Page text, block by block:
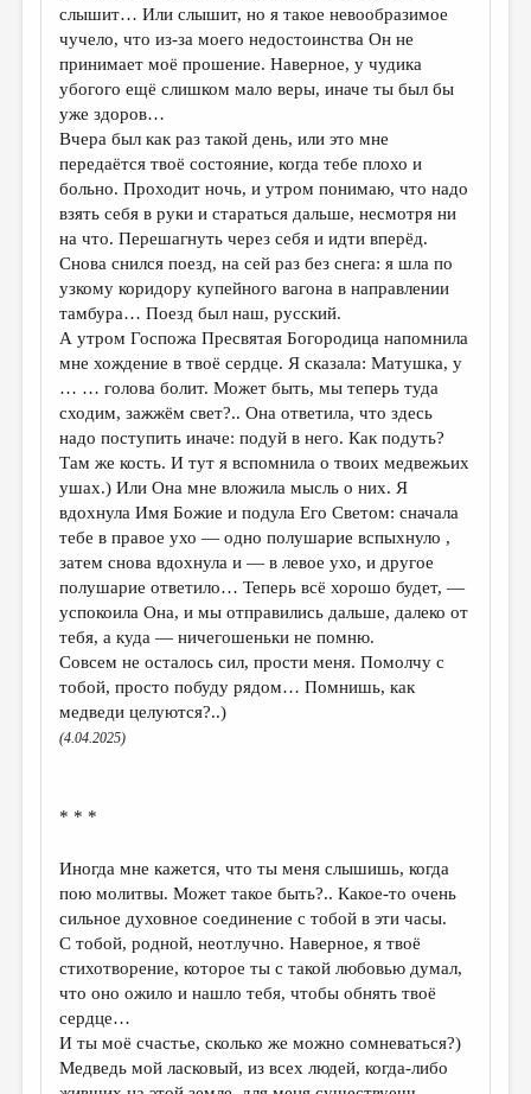
слышит… Или слышит, но я такое невообразимое
чучело, что из-за моего недостоинства Он не
принимает моё прошение. Наверное, у чудика
убогого ещё слишком мало веры, иначе ты был бы
уже здоров…
Вчера был как раз такой день, или это мне
передаётся твоё состояние, когда тебе плохо и
больно. Проходит ночь, и утром понимаю, что надо
взять себя в руки и стараться дальше, несмотря ни
на что. Перешагнуть через себя и идти вперёд.
Снова снился поезд, на сей раз без снега: я шла по
узкому коридору купейного вагона в направлении
тамбура… Поезд был наш, русский.
А утром Госпожа Пресвятая Богородица напомнила
мне хождение в твоё сердце. Я сказала: Матушка, у
… … голова болит. Может быть, мы теперь туда
сходим, зажжём свет?.. Она ответила, что здесь
надо поступить иначе: подуй в него. Как подуть?
Там же кость. И тут я вспомнила о твоих медвежьих
ушах.) Или Она мне вложила мысль о них. Я
вдохнула Имя Божие и подула Его Светом: сначала
тебе в правое ухо — одно полушарие вспыхнуло ,
затем снова вдохнула и — в левое ухо, и другое
полушарие ответило… Теперь всё хорошо будет, —
успокоила Она, и мы отправились дальше, далеко от
тебя, а куда — ничегошеньки не помню.
Совсем не осталось сил, прости меня. Помолчу с
тобой, просто побуду рядом… Помнишь, как
медведи целуются?..)
(4.04.2025)
* * *
Иногда мне кажется, что ты меня слышишь, когда
пою молитвы. Может такое быть?.. Какое-то очень
сильное духовное соединение с тобой в эти часы.
С тобой, родной, неотлучно. Наверное, я твоё
стихотворение, которое ты с такой любовью думал,
что оно ожило и нашло тебя, чтобы обнять твоё
сердце…
И ты моё счастье, сколько же можно сомневаться?)
Медведь мой ласковый, из всех людей, когда-либо